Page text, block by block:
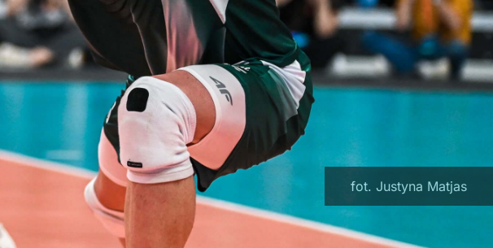
fot. Justyna Matjas